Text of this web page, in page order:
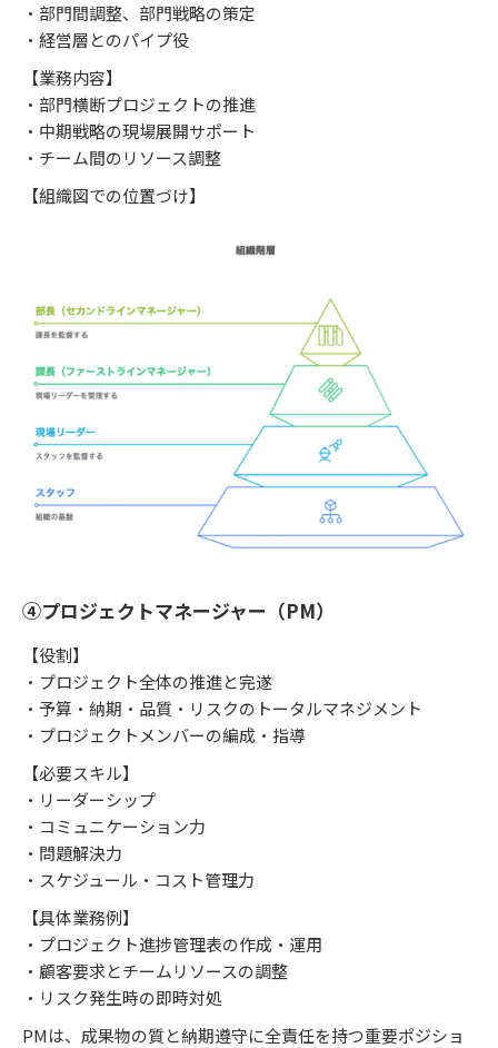
・部門間調整、部門戦略の策定
・経営層とのパイプ役
【業務内容】
・部門横断プロジェクトの推進
・中期戦略の現場展開サポート
・チーム間のリソース調整
【組織図での位置づけ】
④プロジェクトマネージャー（PM）
【役割】
・プロジェクト全体の推進と完遂
・予算・納期・品質・リスクのトータルマネジメント
・プロジェクトメンバーの編成・指導
【必要スキル】
・リーダーシップ
・コミュニケーション力
・問題解決力
・スケジュール・コスト管理力
【具体業務例】
・プロジェクト進捗管理表の作成・運用
・顧客要求とチームリソースの調整
・リスク発生時の即時対処
PMは、成果物の質と納期遵守に全責任を持つ重要ポジショ